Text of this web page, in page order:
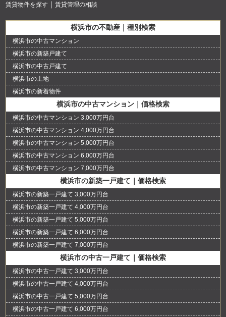
賃貸物件を探す 賃貸管理の相談
横浜市の不動産｜種別検索
横浜市の中古マンション
横浜市の新築戸建て
横浜市の中古戸建て
横浜市の土地
横浜市の新着物件
横浜市の中古マンション｜価格検索
横浜市の中古マンション 3,000万円台
横浜市の中古マンション 4,000万円台
横浜市の中古マンション 5,000万円台
横浜市の中古マンション 6,000万円台
横浜市の中古マンション 7,000万円台
横浜市の新築一戸建て｜価格検索
横浜市の新築一戸建て 3,000万円台
横浜市の新築一戸建て 4,000万円台
横浜市の新築一戸建て 5,000万円台
横浜市の新築一戸建て 6,000万円台
横浜市の新築一戸建て 7,000万円台
横浜市の中古一戸建て｜価格検索
横浜市の中古一戸建て 3,000万円台
横浜市の中古一戸建て 4,000万円台
横浜市の中古一戸建て 5,000万円台
横浜市の中古一戸建て 6,000万円台